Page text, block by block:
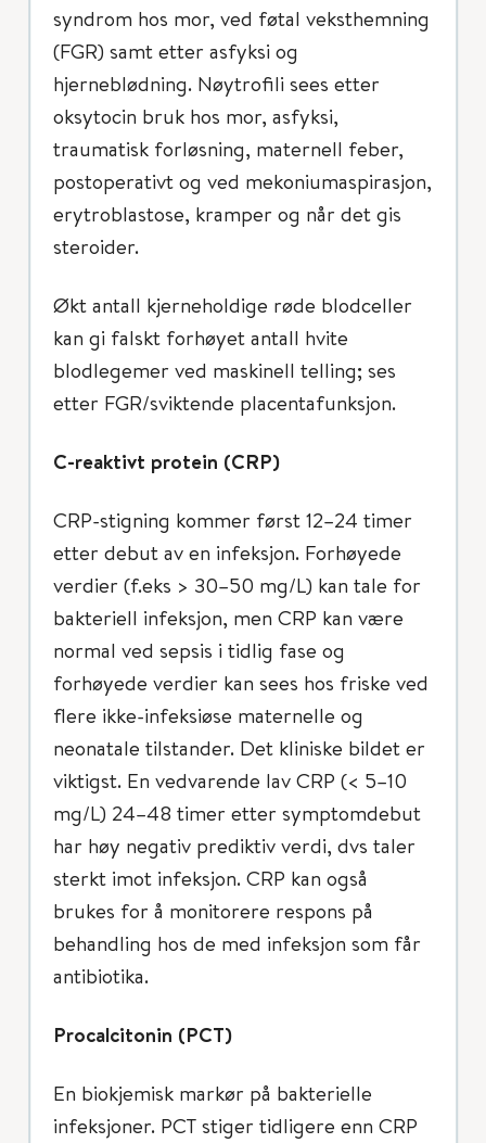
syndrom hos mor, ved føtal veksthemning
(FGR) samt etter asfyksi og
hjerneblødning. Nøytrofili sees etter
oksytocin bruk hos mor, asfyksi,
traumatisk forløsning, maternell feber,
postoperativt og ved mekoniumaspirasjon,
erytroblastose, kramper og når det gis
steroider.
Økt antall kjerneholdige røde blodceller
kan gi falskt forhøyet antall hvite
blodlegemer ved maskinell telling; ses
etter FGR/sviktende placentafunksjon.
C-reaktivt protein (CRP)
CRP-stigning kommer først 12–24 timer
etter debut av en infeksjon. Forhøyede
verdier (f.eks > 30–50 mg/L) kan tale for
bakteriell infeksjon, men CRP kan være
normal ved sepsis i tidlig fase og
forhøyede verdier kan sees hos friske ved
flere ikke-infeksiøse maternelle og
neonatale tilstander. Det kliniske bildet er
viktigst. En vedvarende lav CRP (< 5–10
mg/L) 24–48 timer etter symptomdebut
har høy negativ prediktiv verdi, dvs taler
sterkt imot infeksjon. CRP kan også
brukes for å monitorere respons på
behandling hos de med infeksjon som får
antibiotika.
Procalcitonin (PCT)
En biokjemisk markør på bakterielle
infeksjoner. PCT stiger tidligere enn CRP